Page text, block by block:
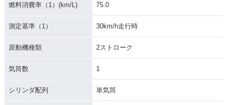
燃料消費率（1）(km/L) 75.0
測定基準（1） 30km/h走行時
原動機種類 2ストローク
気筒数 1
シリンダ配列 単気筒